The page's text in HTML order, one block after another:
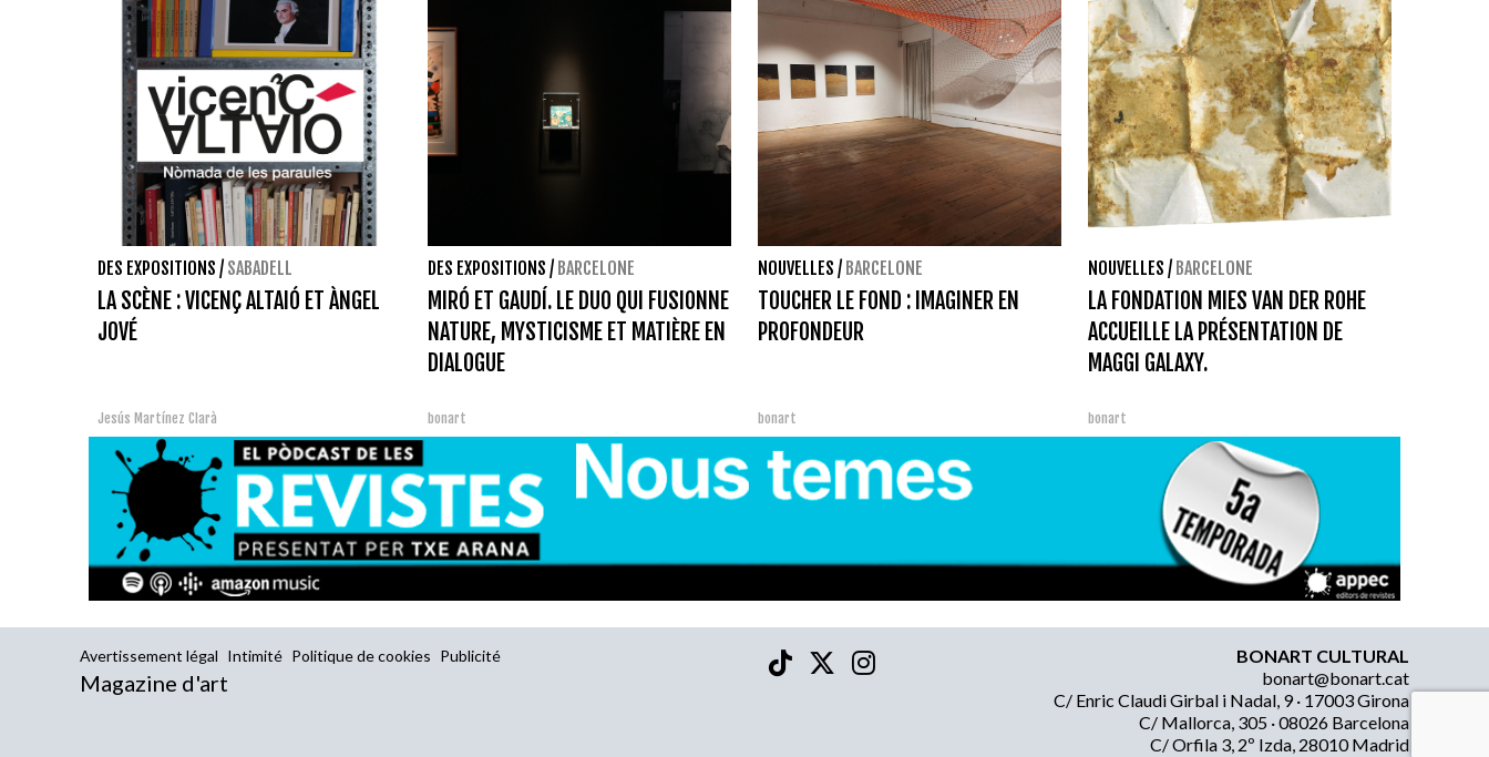
DES EXPOSITIONS / SABADELL
LA SCÈNE : VICENÇ ALTAIÓ ET ÀNGEL
JOVÉ
Jesús Martínez Clarà
DES EXPOSITIONS / BARCELONE
MIRÓ ET GAUDÍ. LE DUO QUI FUSIONNE
NATURE, MYSTICISME ET MATIÈRE EN
DIALOGUE
bonart
NOUVELLES / BARCELONE
TOUCHER LE FOND : IMAGINER EN
PROFONDEUR
bonart
NOUVELLES / BARCELONE
LA FONDATION MIES VAN DER ROHE
ACCUEILLE LA PRÉSENTATION DE
MAGGI GALAXY.
bonart
Avertissement légal Intimité Politique de cookies Publicité
Magazine d'art
BONART CULTURAL
bonart@bonart.cat
C/ Enric Claudi Girbal i Nadal, 9 · 17003 Girona
C/ Mallorca, 305 · 08026 Barcelona
C/ Orfila 3, 2º Izda, 28010 Madrid